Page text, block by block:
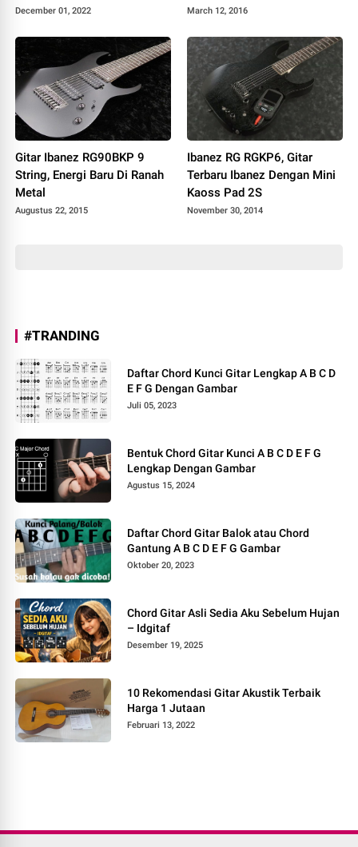
December 01, 2022 March 12, 2016
Gitar Ibanez RG90BKP 9
String, Energi Baru Di Ranah
Metal
Augustus 22, 2015
Ibanez RG RGKP6, Gitar
Terbaru Ibanez Dengan Mini
Kaoss Pad 2S
November 30, 2014
#TRANDING
Daftar Chord Kunci Gitar Lengkap A B C D
E F G Dengan Gambar
Juli 05, 2023
Bentuk Chord Gitar Kunci A B C D E F G
Lengkap Dengan Gambar
Agustus 15, 2024
Daftar Chord Gitar Balok atau Chord
Gantung A B C D E F G Gambar
Oktober 20, 2023
Chord Gitar Asli Sedia Aku Sebelum Hujan
– Idgitaf
Desember 19, 2025
10 Rekomendasi Gitar Akustik Terbaik
Harga 1 Jutaan
Februari 13, 2022